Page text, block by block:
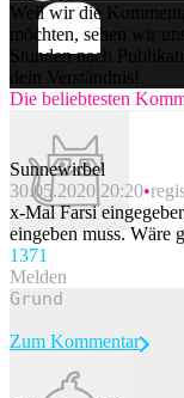
Weil wir die
möchten, sehen wir
Stunden nach
dein Verständnis!
Die beliebtesten
Sunnewirbel
30.05.2020 20:20
x-Mal Farsi
eingeben muss. Wäre
1371
Melden
Zum Kommentar